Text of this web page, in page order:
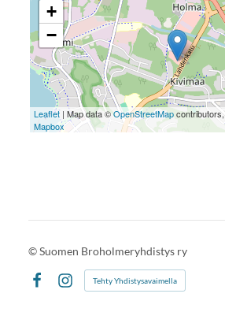
+
−
Leaflet| Map data ©OpenStreetMap
Mapbox
©Suomen Broholmeryhdistys ry
Instagram
Tehty Yhdistysavaimella